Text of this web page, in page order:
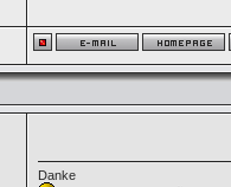
Danke